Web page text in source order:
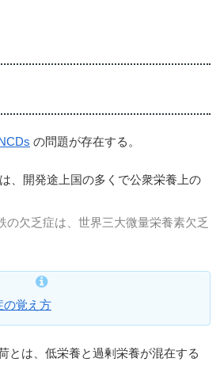
の問題が存在する。
、開発途上国の多くで公衆栄養上の
の欠乏症は、世界三大微量栄養素欠乏
の覚え方
とは、低栄養と過剰栄養が混在する